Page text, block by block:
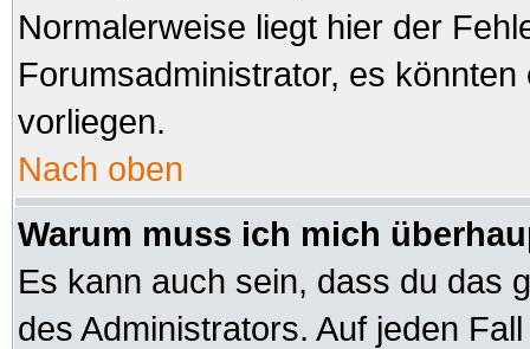
Normalerweise liegt hier der
Forumsadministrator, es
vorliegen.
Nach oben
Warum muss ich mich
Es kann auch sein, dass du das
des Administrators. Auf jeden